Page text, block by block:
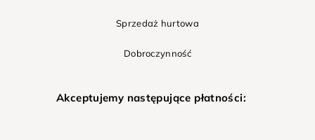
Sprzedaż hurtowa
Dobroczynność
Akceptujemy następujące płatności: